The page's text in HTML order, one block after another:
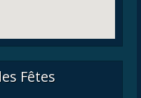
Fêtes